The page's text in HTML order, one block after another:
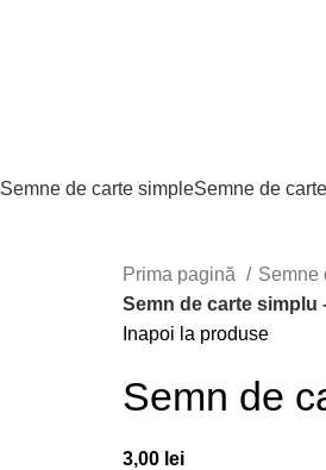
Semne de carte simpleSemne de
Prima pagină Semne
Semn de carte simplu
Inapoi la produse
Semn de
3,00 lei